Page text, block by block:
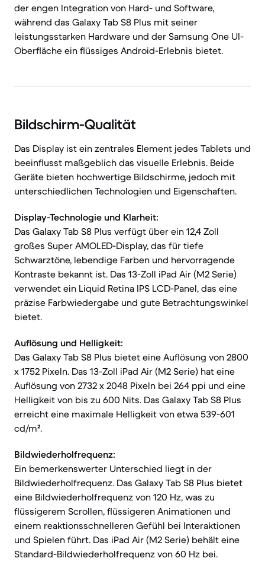
der engen Integration von Hard- und Software,
während das Galaxy Tab S8 Plus mit seiner
leistungsstarken Hardware und der Samsung One UI-
Oberfläche ein flüssiges Android-Erlebnis bietet.
Bildschirm-Qualität
Das Display ist ein zentrales Element jedes Tablets und
beeinflusst maßgeblich das visuelle Erlebnis. Beide
Geräte bieten hochwertige Bildschirme, jedoch mit
unterschiedlichen Technologien und Eigenschaften.
Display-Technologie und Klarheit:
Das Galaxy Tab S8 Plus verfügt über ein 12,4 Zoll
großes Super AMOLED-Display, das für tiefe
Schwarztöne, lebendige Farben und hervorragende
Kontraste bekannt ist. Das 13-Zoll iPad Air (M2 Serie)
verwendet ein Liquid Retina IPS LCD-Panel, das eine
präzise Farbwiedergabe und gute Betrachtungswinkel
bietet.
Auflösung und Helligkeit:
Das Galaxy Tab S8 Plus bietet eine Auflösung von 2800
x 1752 Pixeln. Das 13-Zoll iPad Air (M2 Serie) hat eine
Auflösung von 2732 x 2048 Pixeln bei 264 ppi und eine
Helligkeit von bis zu 600 Nits. Das Galaxy Tab S8 Plus
erreicht eine maximale Helligkeit von etwa 539-601
cd/m².
Bildwiederholfrequenz:
Ein bemerkenswerter Unterschied liegt in der
Bildwiederholfrequenz. Das Galaxy Tab S8 Plus bietet
eine Bildwiederholfrequenz von 120 Hz, was zu
flüssigerem Scrollen, flüssigeren Animationen und
einem reaktionsschnelleren Gefühl bei Interaktionen
und Spielen führt. Das iPad Air (M2 Serie) behält eine
Standard-Bildwiederholfrequenz von 60 Hz bei.